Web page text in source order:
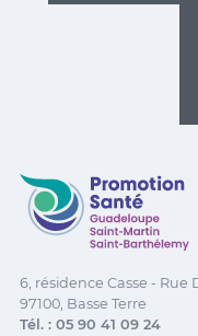
Promotion Santé
6, résidence Casse -
97100, Basse Terre
Tél. : 05 90 41 09 24